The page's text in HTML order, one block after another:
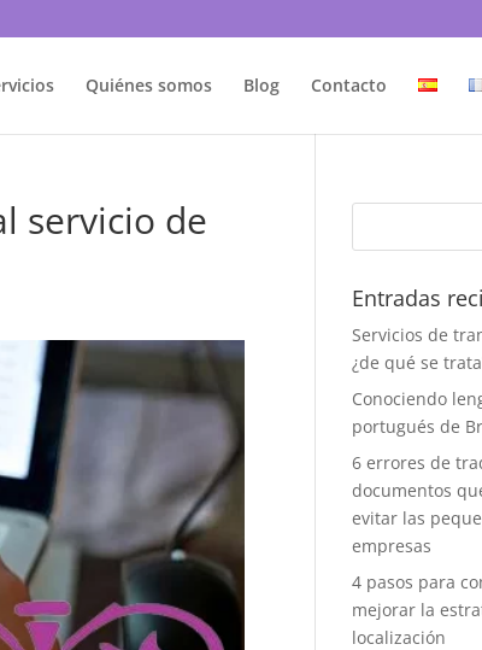
Quiénes somos Blog Contacto
servicio de
Entradas
Servicios de
¿de qué se
Conociendo
portugués de
6 errores de
documentos
evitar las
empresas
4 pasos para
mejorar la
localización